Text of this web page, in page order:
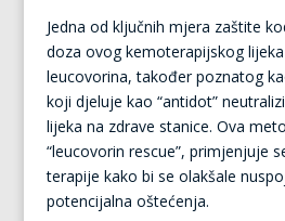
Jedna od ključnih mjera zaštite
doza ovog kemoterapijskog
leucovorina, također poznatog
koji djeluje kao “antidot”
lijeka na zdrave stanice. Ova
“leucovorin rescue”, primjenjuje
terapije kako bi se olakšale
potencijalna oštećenja.